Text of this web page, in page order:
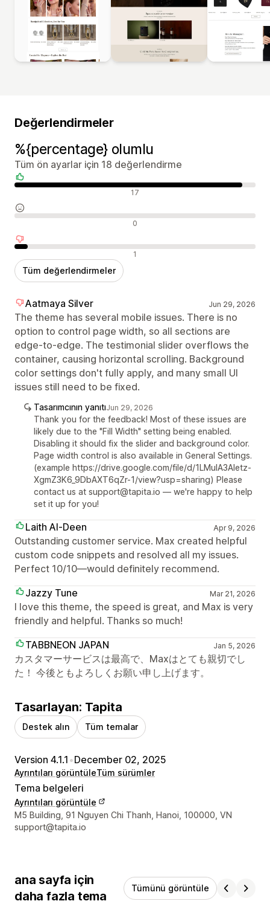
Değerlendirmeler
%{percentage} olumlu
Tüm ön ayarlar için 18 değerlendirme
Olumlu değerlendirmeler 17
Nötr değerlendirmeler 0
Olumsuz değerlendirmeler 1
Tüm değerlendirmeler
Aatmaya Silver Jun 29, 2026
The theme has several mobile issues. There is no
option to control page width, so all sections are
edge-to-edge. The testimonial slider overflows the
container, causing horizontal scrolling. Background
color settings don't fully apply, and many small UI
issues still need to be fixed.
Tasarımcının yanıtıJun 29, 2026
Thank you for the feedback! Most of these issues are
likely due to the "Fill Width" setting being enabled.
Disabling it should fix the slider and background color.
Page width control is also available in General Settings.
(example https://drive.google.com/file/d/1LMuIA3Aletz-
XgmZ3K6_9DbAXT6qZr-1/view?usp=sharing) Please
contact us at support@tapita.io — we're happy to help
set it up for you!
Laith Al-Deen Apr 9, 2026
Outstanding customer service. Max created helpful
custom code snippets and resolved all my issues.
Perfect 10/10—would definitely recommend.
Jazzy Tune
Mar 21, 2026
I love this theme, the speed is great, and Max is very
friendly and helpful. Thanks so much!
TABBNEON JAPAN
Jan 5, 2026
カスタマーサービスは最高で、Maxはとても親切でし
た！ 今後ともよろしくお願い申し上げます。
Tasarlayan: Tapita
Destek alın Tüm temalar
Version 4.1.1 •December 02, 2025
Ayrıntıları görüntüleTüm sürümler
Tema belgeleri
Ayrıntıları görüntüle
Tasarımcı iletişim bilgileri
M5 Building, 91 Nguyen Chi Thanh, Hanoi, 100000, VN
support@tapita.io
ana sayfa için
daha fazla tema
Tümünü görüntüle